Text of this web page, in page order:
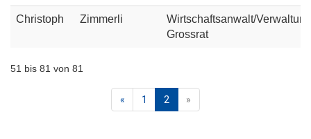
Christoph Zimmerli
Wirtschaftsanwalt/
Grossrat
51 bis 81 von 81
« 1 2 »